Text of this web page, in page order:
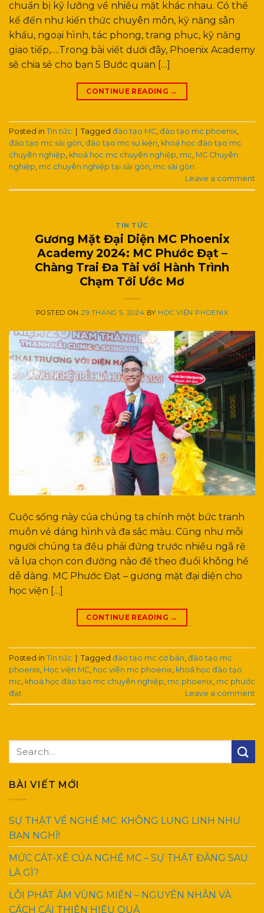
chuẩn bị kỹ lưỡng về nhiều mặt khác nhau. Có thể
kể đến như kiến thức chuyên môn, kỹ năng sân
khấu, ngoại hình, tác phong, trang phục, kỹ năng
giao tiếp,….Trong bài viết dưới đây, Phoenix Academy
sẽ chia sẻ cho bạn 5 Bước quan […]
CONTINUE READING →
Posted in Tin tức Tagged đào tạo MC, đào tạo mc phoenix,
đào tạo mc sài gòn, đào tạo mc sự kiện, khoá học đào tạo mc
chuyên nghiệp, khoá học mc chuyên nghiệp, mc, MC Chuyên
nghiệp, mc chuyên nghiệp tại sài gòn, mc sài gòn
Leave a comment
TIN TỨC
Gương Mặt Đại Diện MC Phoenix
Academy 2024: MC Phước Đạt –
Chàng Trai Đa Tài với Hành Trình
Chạm Tới Ước Mơ
POSTED ON29 THÁNG 5, 2024 BY HỌC VIỆN PHOENIX
Cuộc sống này của chúng ta chính một bức tranh
muôn vẻ dáng hình và đa sắc màu. Cũng như mỗi
người chúng ta đều phải đứng trước nhiều ngã rẽ
và lựa chọn con đường nào để theo đuổi không hề
dễ dàng. MC Phước Đạt – gương mặt đại diện cho
học viện […]
CONTINUE READING →
Posted in Tin tức | Tagged đào tạo mc cơ bản đào tạo mc
phoenix Học viện MC học viên mc phoenix khoá học đào tạo
mc khoá học đào tạo mc chuyên nghiệp mc phoenix mc phước
đạt
Leave a comment
BÀI VIẾT MỚI
SỰ THẬT VỀ NGHỀ MC: KHÔNG LUNG LINH NHƯ
BẠN NGHĨ!
MỨC CÁT-XÊ CỦA NGHỀ MC – SỰ THẬT ĐẰNG SAU
LÀ GÌ?
LỖI PHÁT ÂM VÙNG MIỀN – NGUYÊN NHÂN VÀ
CÁCH CẢI THIỆN HIỆU QUẢ